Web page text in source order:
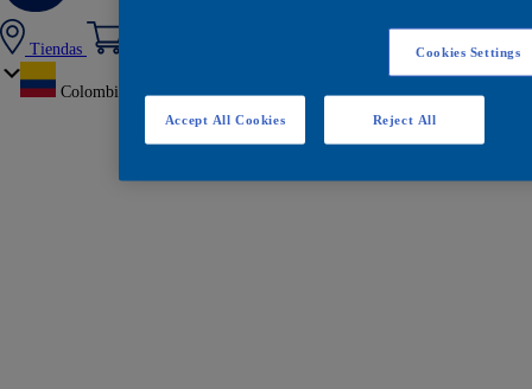
Tiendas
Colombia
Cookies Settings
Reject All
Accept All Cookies